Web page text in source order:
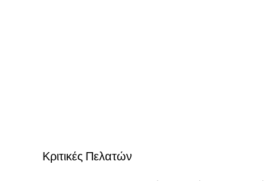
Κριτικές Πελατών